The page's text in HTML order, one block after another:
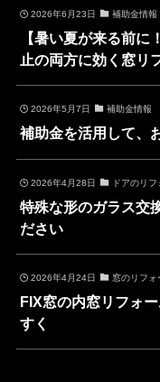
2026年6月23日 補助金情報
【暑い夏が来る前
止の両方に効く窓リ
2026年5月7日 補助金情報
補助金を活用して、
2026年4月28日 ドアのリフ
特殊な形のガラス交
ださい
2026年4月24日 窓のリフォ
FIX窓の内窓リフォ
すく